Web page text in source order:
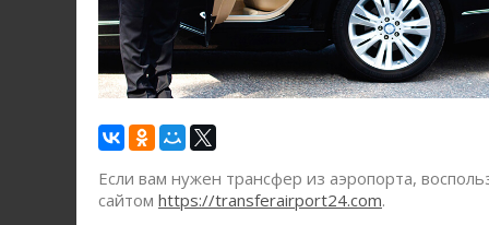
Если вам нужен трансфер из аэропорта,
сайтом https://transferairport24.com.